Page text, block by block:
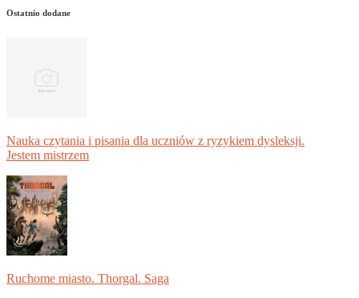
Ostatnio dodane
Nauka czytania i pisania dla uczniów z ryzykiem dysleksji.
Jestem mistrzem
Ruchome miasto. Thorgal. Saga